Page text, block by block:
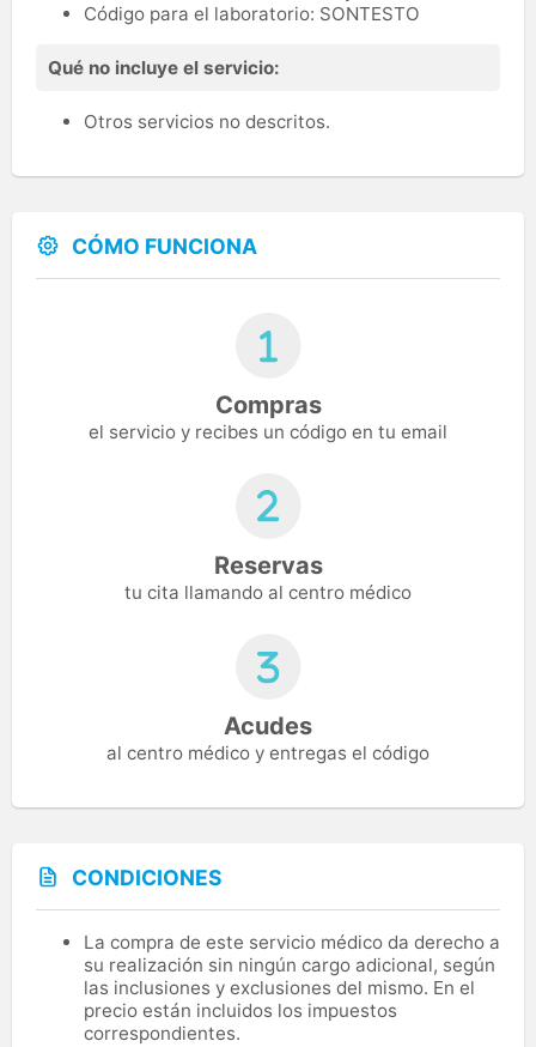
Código para el laboratorio: SONTESTO
Qué no incluye el servicio:
Otros servicios no descritos.
CÓMO FUNCIONA
Compras
el servicio y recibes un código en tu email
Reservas
tu cita llamando al centro médico
Acudes
al centro médico y entregas el código
CONDICIONES
La compra de este servicio médico da derecho a
su realización sin ningún cargo adicional, según
las inclusiones y exclusiones del mismo. En el
precio están incluidos los impuestos
correspondientes.